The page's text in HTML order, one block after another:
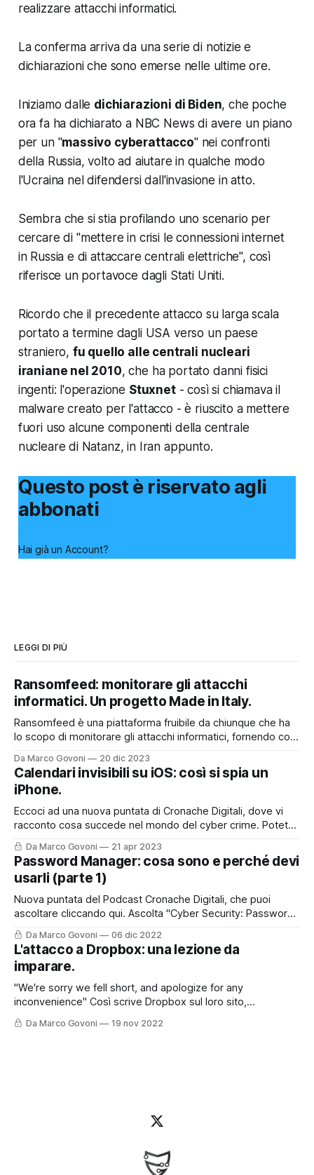
realizzare attacchi informatici.
La conferma arriva da una serie di notizie e
dichiarazioni che sono emerse nelle ultime ore.
Iniziamo dalle dichiarazioni di Biden, che poche
ora fa ha dichiarato a NBC News di avere un piano
per un "massivo cyberattacco" nei confronti
della Russia, volto ad aiutare in qualche modo
l'Ucraina nel difendersi dall'invasione in atto.
Sembra che si stia profilando uno scenario per
cercare di "mettere in crisi le connessioni internet
in Russia e di attaccare centrali elettriche", così
riferisce un portavoce dagli Stati Uniti.
Ricordo che il precedente attacco su larga scala
portato a termine dagli USA verso un paese
straniero, fu quello alle centrali nucleari
iraniane nel 2010, che ha portato danni fisici
ingenti: l'operazione Stuxnet- così si chiamava il
malware creato per l'attacco -è riuscito a mettere
fuori uso alcune componenti della centrale
nucleare di Natanz, in Iran appunto.
Questo post è riservato agli
abbonati
Hai già un Account?
LEGGI DI PIÙ
Ransomfeed: monitorare gli attacchi
informatici. Un progetto Made in Italy.
Ransomfeed è una piattaforma fruibile da chiunque che ha
lo scopo di monitorare gli attacchi informatici, fornendo così
security, ma non solo. E' anche uno strumento divulgativo
che permette a tutti quanti di poter accedere ad
informazioni che spesso
Da Marco Govoni 20 dic 2023
Calendari invisibili su iOS: così si spia un
iPhone.
Eccoci ad una nuova puntata di Cronache Digitali, dove vi
racconto cosa succede nel mondo del cyber crime. Potete
asoltare la puntata sul mio Podcast, cliccando qui o nel box
sottostante, oppure, continuare a leggere per trovare tutti i
riferimenti ed i link presenti nella storia del podcast di oggi.
Da Marco Govoni 21 apr 2023
Password Manager: cosa sono e perché devi
usarli (parte 1)
Nuova puntata del Podcast Cronache Digitali, che puoi
ascoltare cliccando qui. Ascolta "Cyber Security: Password
Manager. Cosa sono e perché devi usarli." su Spreaker.
Oggi vi lascio anche il contributo con questo post perché
l'argomento è molto interessante e certamente andrà
Da Marco Govoni 06 dic 2022
L'attacco a Dropbox: una lezione da
imparare.
"We're sorry we fell short, and apologize for any
inconvenience" Così scrive Dropbox sul loro sito,
raccontando come sia stato possibile - e come sia stato
gestito - un recente attacco informatico. Ma partiamo
Da Marco Govoni 19 nov 2022